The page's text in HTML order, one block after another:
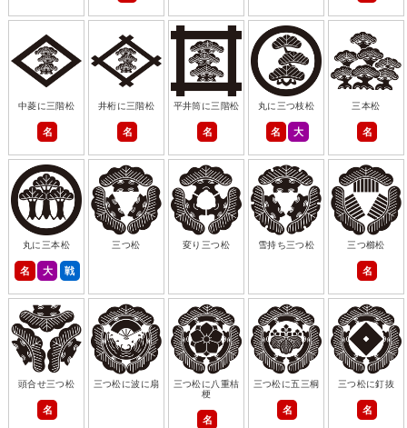
中菱に三階松
名
井桁に三階松
名
平井筒に三階松
名
丸に三つ枝松
名 大
三本松
名
丸に三本松
名 大 戦
三つ松 変り三つ松 雪持ち三つ松 三つ櫛松
名
頭合せ三つ松
名
三つ松に波に扇
三つ松に八重桔
梗
名
三つ松に五三桐
名
三つ松に釘抜
名